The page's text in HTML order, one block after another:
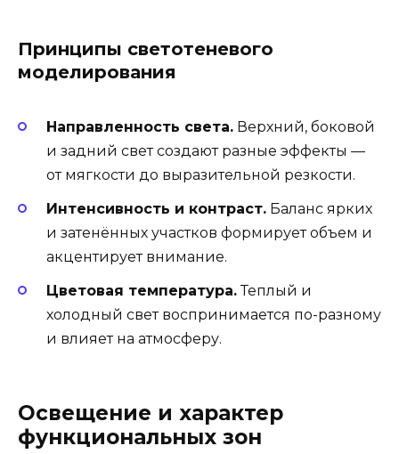
Принципы светотеневого
моделирования
Направленность света. Верхний, боковой
и задний свет создают разные эффекты —
от мягкости до выразительной резкости.
Интенсивность и контраст. Баланс ярких
и затенённых участков формирует объем и
акцентирует внимание.
Цветовая температура.Теплый и
холодный свет воспринимается по-разному
и влияет на атмосферу.
Освещение и характер
функциональных зон